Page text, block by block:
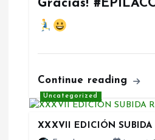
Gracias!
Continue reading
Uncategorized
XXXVII EDICIÓN SUBIDA